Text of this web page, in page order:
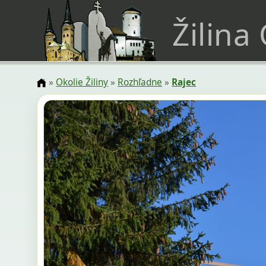
Žilina
» Okolie Žiliny» Rozhľadne » Rajec